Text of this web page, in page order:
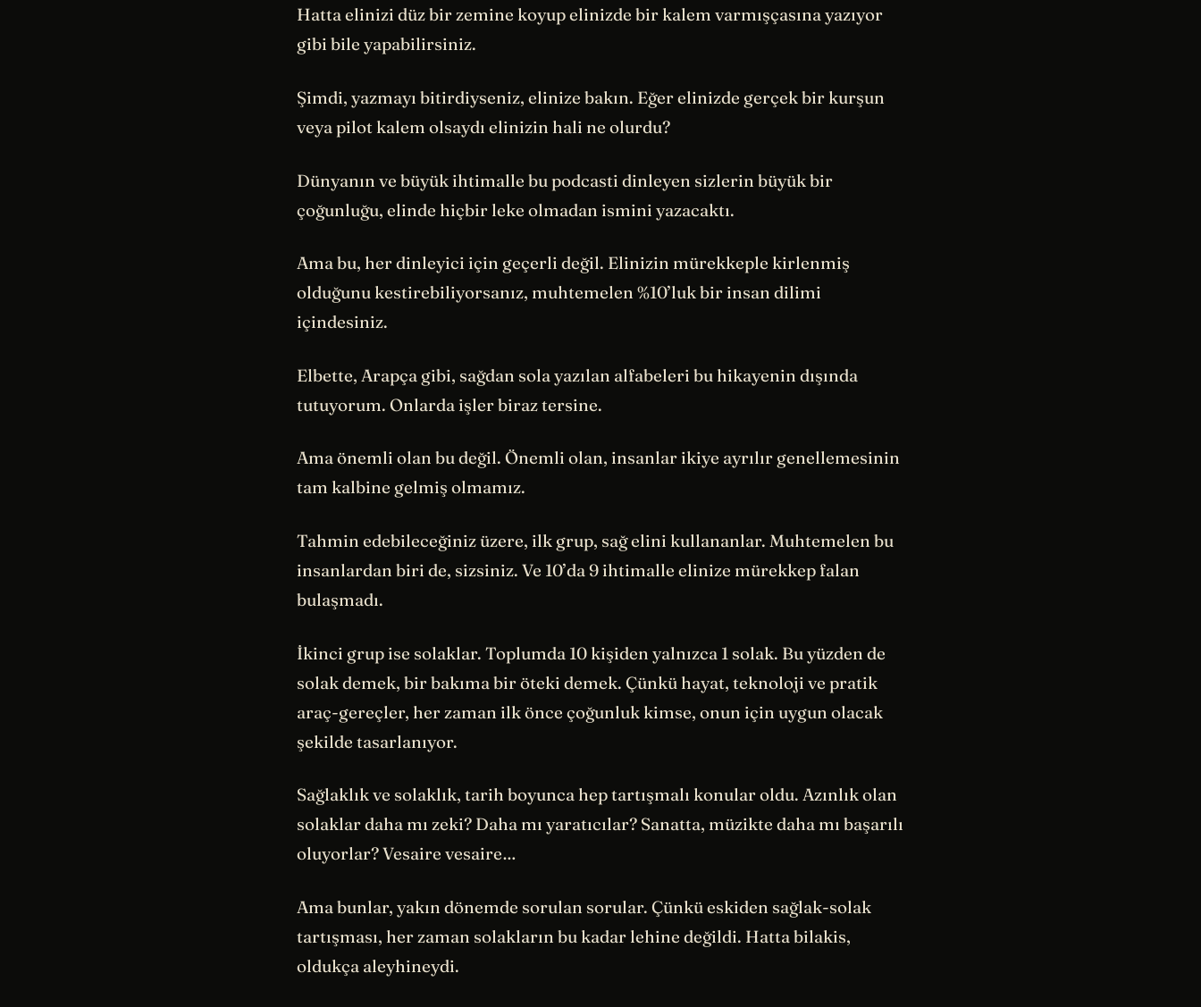
Hatta elinizi düz bir zemine koyup elinizde bir kalem varmışçasına yazıyor
gibi bile yapabilirsiniz.
Şimdi, yazmayı bitirdiyseniz, elinize bakın. Eğer elinizde gerçek bir kurşun
veya pilot kalem olsaydı elinizin hali ne olurdu?
Dünyanın ve büyük ihtimalle bu podcasti dinleyen sizlerin büyük bir
çoğunluğu, elinde hiçbir leke olmadan ismini yazacaktı.
Ama bu, her dinleyici için geçerli değil. Elinizin mürekkeple kirlenmiş
olduğunu kestirebiliyorsanız, muhtemelen %10’luk bir insan dilimi
içindesiniz.
Elbette, Arapça gibi, sağdan sola yazılan alfabeleri bu hikayenin dışında
tutuyorum. Onlarda işler biraz tersine.
Ama önemli olan bu değil. Önemli olan, insanlar ikiye ayrılır genellemesinin
tam kalbine gelmiş olmamız.
Tahmin edebileceğiniz üzere, ilk grup, sağ elini kullananlar. Muhtemelen bu
insanlardan biri de, sizsiniz. Ve 10’da 9 ihtimalle elinize mürekkep falan
bulaşmadı.
İkinci grup ise solaklar. Toplumda 10 kişiden yalnızca 1 solak. Bu yüzden de
solak demek, bir bakıma bir öteki demek. Çünkü hayat, teknoloji ve pratik
araç-gereçler, her zaman ilk önce çoğunluk kimse, onun için uygun olacak
şekilde tasarlanıyor.
Sağlaklık ve solaklık, tarih boyunca hep tartışmalı konular oldu. Azınlık olan
solaklar daha mı zeki? Daha mı yaratıcılar? Sanatta, müzikte daha mı başarılı
oluyorlar? Vesaire vesaire…
Ama bunlar, yakın dönemde sorulan sorular. Çünkü eskiden sağlak-solak
tartışması, her zaman solakların bu kadar lehine değildi. Hatta bilakis,
oldukça aleyhineydi.